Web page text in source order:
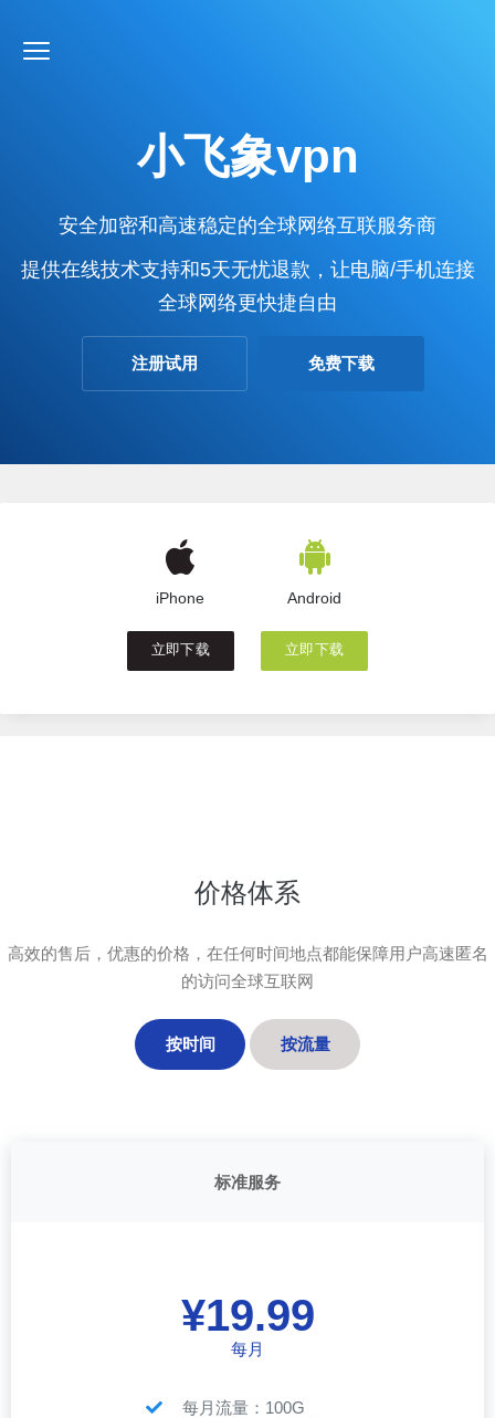
小飞象vpn
安全加密和高速稳定的全球网络互联服务商
提供在线技术支持和5天无忧退款，让电脑/手机连接
全球网络更快捷自由
注册试用 免费下载
iPhone
立即下载
Android
立即下载
价格体系
高效的售后，优惠的价格，在任何时间地点都能保障用户高速匿名
的访问全球互联网
按时间 按流量
标准服务
¥19.99
每月
每月流量：100G